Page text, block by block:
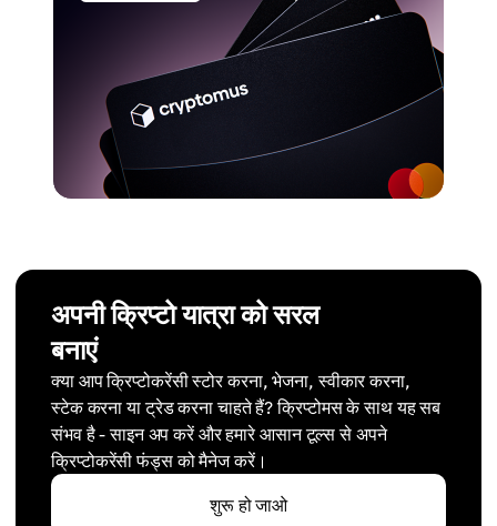
अपनी क्रिप्टो यात्रा को सरल
बनाएं
क्या आप क्रिप्टोकरेंसी स्टोर करना, भेजना, स्वीकार करना,
स्टेक करना या ट्रेड करना चाहते हैं? क्रिप्टोमस के साथ यह सब
संभव है - साइन अप करें और हमारे आसान टूल्स से अपने
क्रिप्टोकरेंसी फंड्स को मैनेज करें।
शुरू हो जाओ